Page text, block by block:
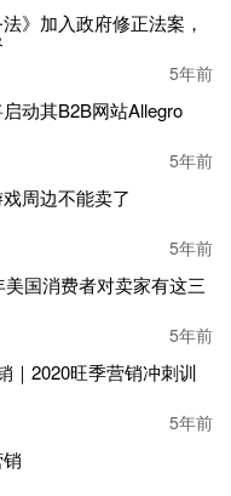
金4小时”
每年平均进行
3次在线
合人民币112.72元），
中，
是时尚品
都在这一时段进行。
大，感兴趣的卖家可以
“决胜千里之外”！
》加入政府修正法案，
5年前
动其B2B网站Allegro
5年前
周边不能卖了
5年前
美国消费者对卖家有这三
5年前
｜2020旺季营销冲刺训
5年前